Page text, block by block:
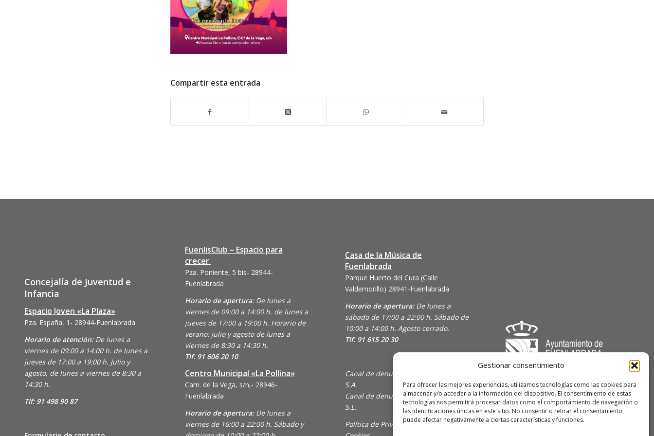
Gestionar consentimiento
Para ofrecer las mejores experiencias, utilizamos tecnologías como las cookies para
almacenar y/o acceder a la información del dispositivo. El consentimiento de estas
tecnologías nos permitirá procesar datos como el comportamiento de navegación o
las identificaciones únicas en este sitio. No consentir o retirar el consentimiento,
puede afectar negativamente a ciertas características y funciones.
Compartir esta entrada
Concejalía de Juventud e
Infancia
Espacio Joven «La Plaza»
Pza. España, 1- 28944-Fuenlabrada
Horario de atención: De lunes a
viernes de 09:00 a 14:00 h. de lunes a
jueves de 17:00 a 19:00 h. Julio y
agosto, de lunes a viernes de 8:30 a
14:30 h.
Tlf: 91 498 90 87
FuenlisClub – Espacio para
crecer
Pza. Poniente, 5 bis- 28944-
Fuenlabrada
Horario de apertura:De lunes a
viernes de 09:00 a 14:00 h. de lunes a
jueves de 17:00 a 19:00 h. Horario de
verano: julio y agosto de lunes a
viernes de 8:30 a 14:30 h.
Tlf: 91 606 20 10
Centro Municipal «La Pollina»
Cam. de la Vega, s/n,- 28946-
Fuenlabrada
Horario de apertura: De lunes a
viernes de 16:00 a 22:00 h. Sábado y
Casa de la Música de
Fuenlabrada
Parque Huerto del Cura (Calle
Valdemorillo) 28941-Fuenlabrada
Horario de apertura: De lunes a
sábado de 17:00 a 22:00 h. Sábado de
10:00 a 14:00 h. Agosto cerrado.
Tlf: 91 615 20 30
Canal de denuncias de Animajoven
S.A.
Canal de denuncias de En Clave Joven
S.L.
Política de Privacidad y Uso de